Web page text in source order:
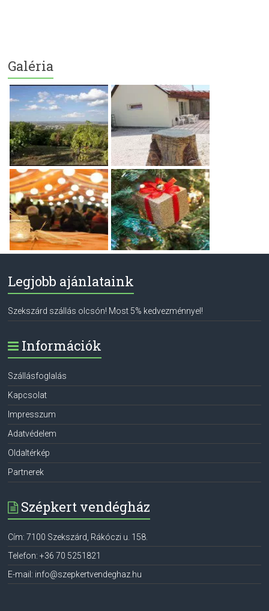
Galéria
Legjobb ajánlataink
Szekszárd szállás olcsón! Most 5% kedvezménnyel!
Információk
Szállásfoglalás
Kapcsolat
Impresszum
Adatvédelem
Oldaltérkép
Partnerek
Szépkert vendégház
Cím: 7100 Szekszárd Rákóczi u. 158.
Telefon:+36 70 5251821
E-mail: info@szepkertvendeghaz.hu